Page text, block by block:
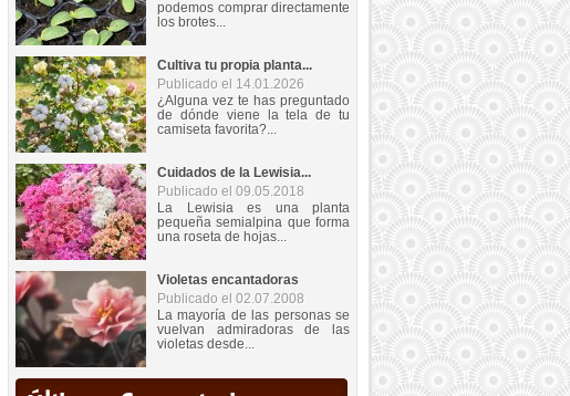
podemos comprar directamente
los brotes...
Cultiva tu propia planta...
Publicado el 14.01.2026
¿Alguna vez te has preguntado
de dónde viene la tela de tu
camiseta favorita?...
Cuidados de la Lewisia...
Publicado el 09.05.2018
La Lewisia es una planta
pequeña semialpina que forma
una roseta de hojas...
Violetas encantadoras
Publicado el 02.07.2008
La mayoría de las personas se
vuelvan admiradoras de las
violetas desde...